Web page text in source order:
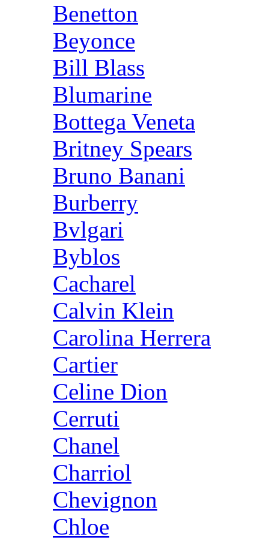
Benetton
Beyonce
Bill Blass
Blumarine
Bottega Veneta
Britney Spears
Bruno Banani
Burberry
Bvlgari
Byblos
Cacharel
Calvin Klein
Carolina Herrera
Cartier
Celine Dion
Cerruti
Chanel
Charriol
Chevignon
Chloe